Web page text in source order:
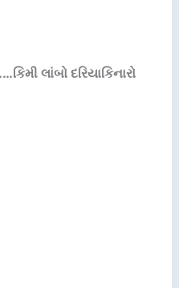
કિમી લાંબો દરિયાકિનારો